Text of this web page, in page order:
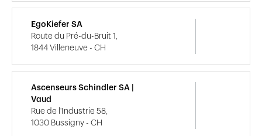
EgoKiefer SA
Route du Pré-du-Bruit 1,
1844 Villeneuve - CH
Ascenseurs Schindler SA |
Vaud
Rue de l'Industrie 58,
1030 Bussigny - CH